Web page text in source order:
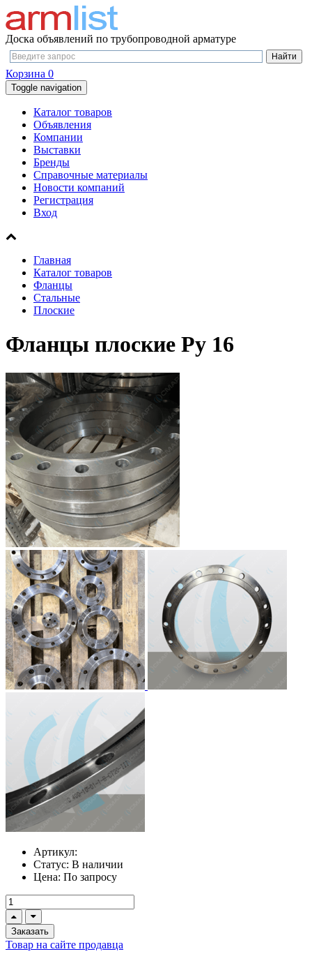
Доска объявлений по трубопроводной арматуре
Корзина 0
Toggle navigation
Каталог товаров
Объявления
Компании
Выставки
Бренды
Справочные материалы
Новости компаний
Регистрация
Вход
Главная
Каталог товаров
Фланцы
Стальные
Плоские
Фланцы плоские Ру 16
Артикул:
Статус: В наличии
Цена: По запросу
Заказать
Товар на сайте продавца